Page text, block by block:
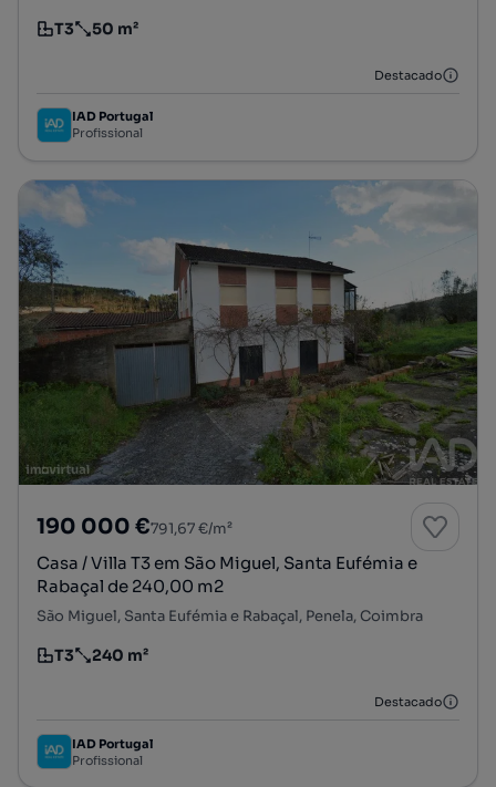
Tipologia
T3
Preço por metro quadrado
50 m²
Destacado
IAD Portugal
Profissional
190 000 €791,67 €/m²
Casa / Villa T3 em São Miguel, Santa Eufémia e
Rabaçal de 240,00 m2
São Miguel, Santa Eufémia e Rabaçal, Penela, Coimbra
Tipologia
T3
Preço por metro quadrado
240 m²
Destacado
IAD Portugal
Profissional